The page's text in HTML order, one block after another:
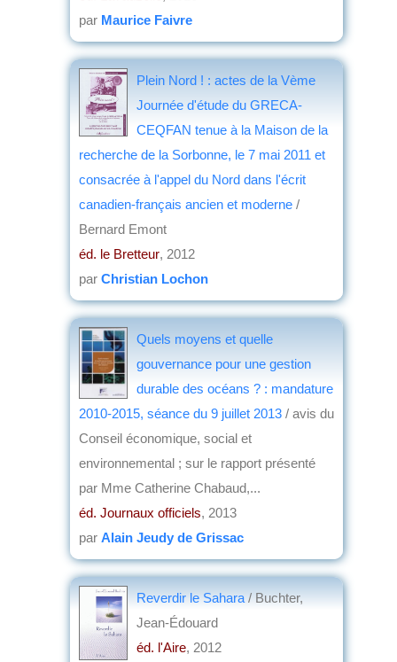
par Maurice Faivre
Plein Nord ! : actes de la Vème
Journée d'étude du GRECA-
CEQFAN tenue à la Maison de la
recherche de la Sorbonne, le 7 mai 2011 et
consacrée à l'appel du Nord dans l'écrit
canadien-français ancien et moderne /
Bernard Emont
éd. le Bretteur, 2012
par Christian Lochon
Quels moyens et quelle
gouvernance pour une gestion
durable des océans ? : mandature
2010-2015, séance du 9 juillet 2013 / avis du
Conseil économique, social et
environnemental ; sur le rapport présenté
par Mme Catherine Chabaud,...
éd. Journaux officiels, 2013
par Alain Jeudy de Grissac
Reverdir le Sahara / Buchter,
Jean-Édouard
éd. l'Aire, 2012